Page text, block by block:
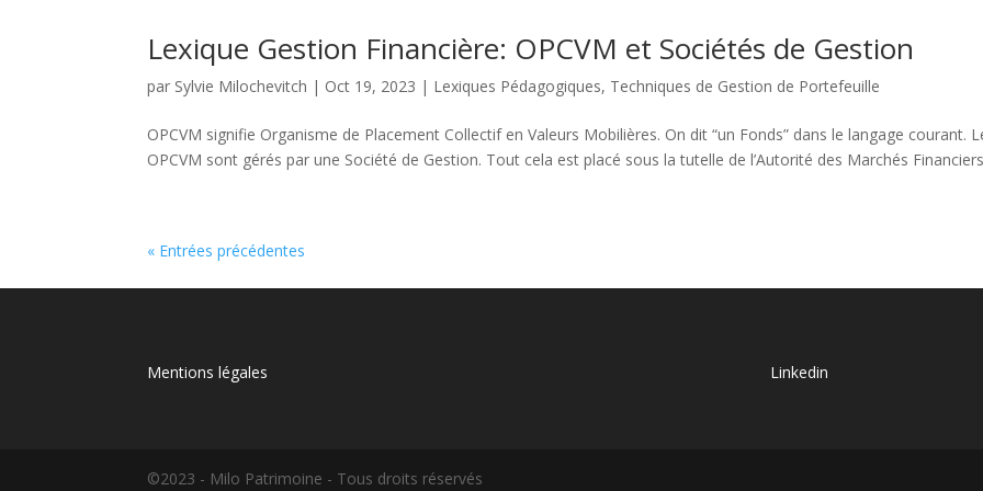
Lexique Gestion Financière: OPCVM et Sociétés de Gestion
par Sylvie Milochevitch | Oct 19, 2023 | Lexiques Pédagogiques, Techniques de Gestion de Portefeuille
OPCVM signifie Organisme de Placement Collectif en Valeurs Mobilières. On dit “un Fonds” dans le langage courant.
OPCVM sont gérés par une Société de Gestion. Tout cela est placé sous la tutelle de l’Autorité des Marchés
« Entrées précédentes
Mentions légales Linkedin
©2023 - Milo Patrimoine - Tous droits réservés